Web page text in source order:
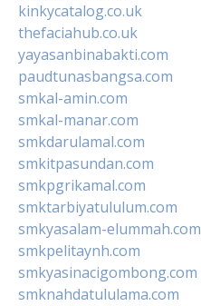
kinkycatalog.co.uk
thefaciahub.co.uk
yayasanbinabakti.com
paudtunasbangsa.com
smkal-amin.com
smkal-manar.com
smkdarulamal.com
smkitpasundan.com
smkpgrikamal.com
smktarbiyatululum.com
smkyasalam-elummah.com
smkpelitaynh.com
smkyasinacigombong.com
smknahdatululama.com